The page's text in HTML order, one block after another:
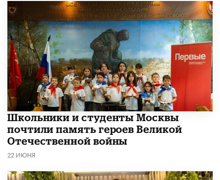
Школьники и студенты Москвы
почтили память героев Великой
Отечественной войны
22 ИЮНЯ